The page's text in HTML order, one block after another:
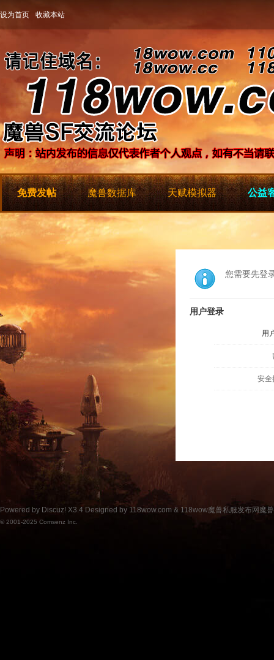
设为首页 收藏本站
免费发帖 魔兽数据库 天赋模拟器 公益
您需要先登
用户登录
用
安全
Powered by Discuz! X3.4 Designed by 118wow.com & 118wow魔兽私服发布网魔
© 2001-2025 Comsenz Inc.